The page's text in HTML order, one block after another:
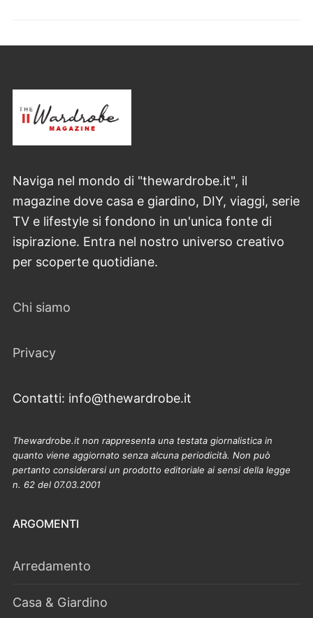
Naviga nel mondo di "thewardrobe.it", il
magazine dove casa e giardino, DIY, viaggi, serie
TV e lifestyle si fondono in un'unica fonte di
ispirazione. Entra nel nostro universo creativo
per scoperte quotidiane.
Chi siamo
Privacy
Contatti: info@thewardrobe.it
Thewardrobe.it non rappresenta una testata giornalistica in
quanto viene aggiornato senza alcuna periodicità. Non può
pertanto considerarsi un prodotto editoriale ai sensi della legge
n. 62 del 07.03.2001
ARGOMENTI
Arredamento
Casa & Giardino